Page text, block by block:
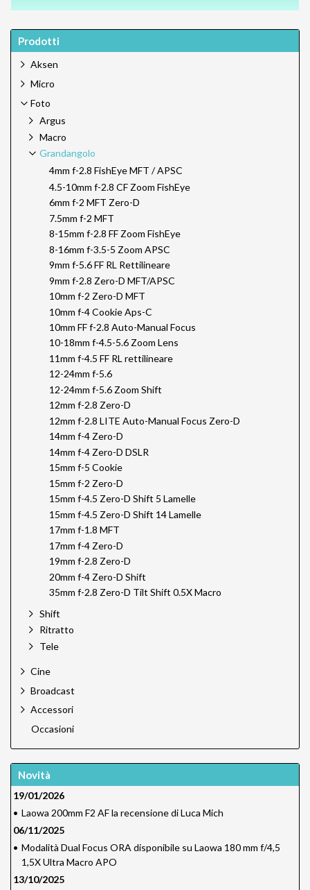
Prodotti
Aksen
Micro
Foto
Argus
Macro
Grandangolo
4mm f-2.8 FishEye MFT / APSC
4.5-10mm f-2.8 CF Zoom FishEye
6mm f-2 MFT Zero-D
7.5mm f-2 MFT
8-15mm f-2.8 FF Zoom FishEye
8-16mm f-3.5-5 Zoom APSC
9mm f-5.6 FF RL Rettilineare
9mm f-2.8 Zero-D MFT/APSC
10mm f-2 Zero-D MFT
10mm f-4 Cookie Aps-C
10mm FF f-2.8 Auto-Manual Focus
10-18mm f-4.5-5.6 Zoom Lens
11mm f-4.5 FF RL rettilineare
12-24mm f-5.6
12-24mm f-5.6 Zoom Shift
12mm f-2.8 Zero-D
12mm f-2.8 LITE Auto-Manual Focus Zero-D
14mm f-4 Zero-D
14mm f-4 Zero-D DSLR
15mm f-5 Cookie
15mm f-2 Zero-D
15mm f-4.5 Zero-D Shift 5 Lamelle
15mm f-4.5 Zero-D Shift 14 Lamelle
17mm f-1.8 MFT
17mm f-4 Zero-D
19mm f-2.8 Zero-D
20mm f-4 Zero-D Shift
35mm f-2.8 Zero-D Tilt Shift 0.5X Macro
Shift
Ritratto
Tele
Cine
Broadcast
Accessori
Occasioni
Novità
19/01/2026
• Laowa 200mm F2 AF la recensione di Luca Mich
06/11/2025
• Modalità Dual Focus ORA disponibile su Laowa 180 mm f/4,5
1,5X Ultra Macro APO
13/10/2025